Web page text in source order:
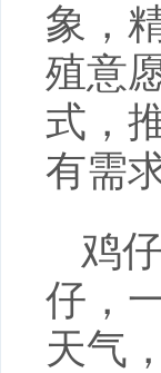
象，
殖意
式，
有需
鸡
仔，
天气